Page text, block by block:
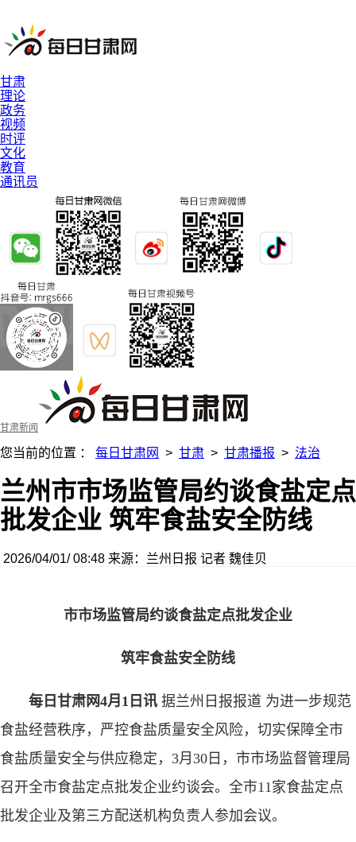
甘肃
理论
政务
视频
时评
文化
教育
通讯员
甘肃新闻
您当前的位置 ： 每日甘肃网 > 甘肃 > 甘肃播报 > 法治
兰州市市场监管局约谈食盐定点
批发企业 筑牢食盐安全防线
2026/04/01/ 08:48 来源：兰州日报 记者 魏佳贝
市市场监管局约谈食盐定点批发企业
筑牢食盐安全防线
每日甘肃网4月1日讯 据兰州日报报道 为进一步规范
食盐经营秩序，严控食盐质量安全风险，切实保障全市
食盐质量安全与供应稳定，3月30日，市市场监督管理局
召开全市食盐定点批发企业约谈会。全市11家食盐定点
批发企业及第三方配送机构负责人参加会议。